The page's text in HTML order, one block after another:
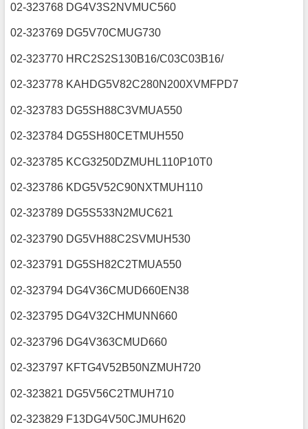
02-323768 DG4V3S2NVMUC560
02-323769 DG5V70CMUG730
02-323770 HRC2S2S130B16/C03C03B16/
02-323778 KAHDG5V82C280N200XVMFPD7
02-323783 DG5SH88C3VMUA550
02-323784 DG5SH80CETMUH550
02-323785 KCG3250DZMUHL110P10T0
02-323786 KDG5V52C90NXTMUH110
02-323789 DG5S533N2MUC621
02-323790 DG5VH88C2SVMUH530
02-323791 DG5SH82C2TMUA550
02-323794 DG4V36CMUD660EN38
02-323795 DG4V32CHMUNN660
02-323796 DG4V363CMUD660
02-323797 KFTG4V52B50NZMUH720
02-323821 DG5V56C2TMUH710
02-323829 F13DG4V50CJMUH620